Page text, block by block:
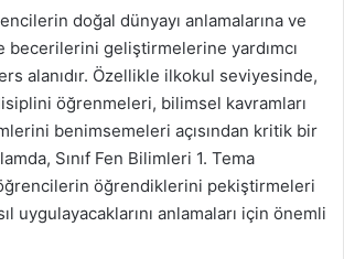
doğal dünyayı anlamalarına ve
becerilerini geliştirmelerine yardımcı
alanıdır. Özellikle ilkokul seviyesinde,
öğrenmeleri, bilimsel kavramları
benimsemeleri açısından kritik bir
Sınıf Fen Bilimleri 1. Tema
öğrendiklerini pekiştirmeleri
uygulayacaklarını anlamaları için önemli